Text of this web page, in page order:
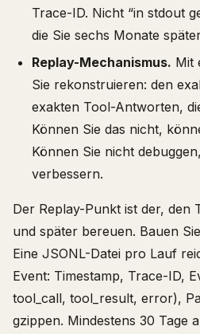
Trace-ID. Nicht “in stdout
die Sie sechs Monate
Replay-Mechanismus. Mit
Sie rekonstruieren: den
exakten Tool-Antworten,
Können Sie das nicht,
Können Sie nicht
verbessern.
Der Replay-Punkt ist der, den
und später bereuen. Bauen
Eine JSONL-Datei pro Lauf
Event: Timestamp, Trace-ID,
tool_call, tool_result, error),
gzippen. Mindestens 30 Tage